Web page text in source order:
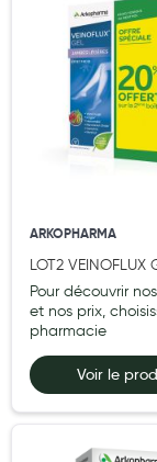
Médication familiale
Orthopédie
Les marques
My Privilege
ARKOPHARMA
LOT2 VEINOFLUX
froid
Pour découvrir
et nos prix,
pharmacie
Voir le